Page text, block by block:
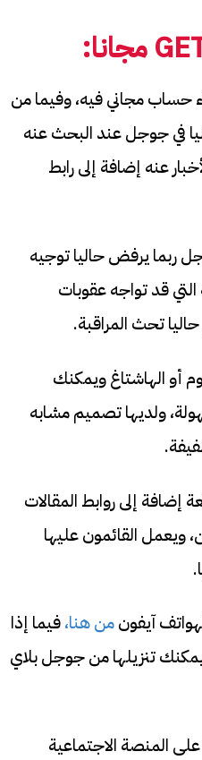
مجانا:
حساب مجاني فيه، وفيما من
في جوجل عند البحث عنه
عنه إضافة إلى رابط
ربما يرفض حاليا توجيه
قد تواجه عقوبات
تحث المراقبة.
أو الهاشتاغ ويمكنك
ولديها تصميم مشابه
إضافة إلى روابط المقالات
ويعمل القائمون عليها
آيفونمن هنا،فيما إذا
تنزيلها من جوجل بلاي
المنصة الاجتماعية